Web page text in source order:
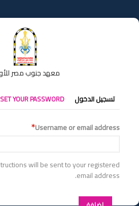
إلى
المحتوى
معهد جنوب مصر
التبويبات
الأساسية
تسجيل الدخول YOUR PASSWORD
Username or email address
will be sent to your registered
email address.